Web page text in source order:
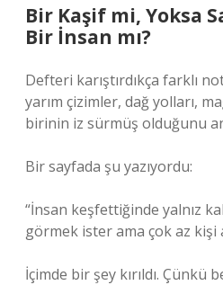
Bir Kaşif mi, Yoksa
Bir İnsan mı?
Defteri karıştırdıkça farklı
yarım çizimler, dağ yolları,
birinin iz sürmüş olduğunu
Bir sayfada şu yazıyordu:
“İnsan keşfettiğinde yalnız
görmek ister ama çok az kişi
İçimde bir şey kırıldı.